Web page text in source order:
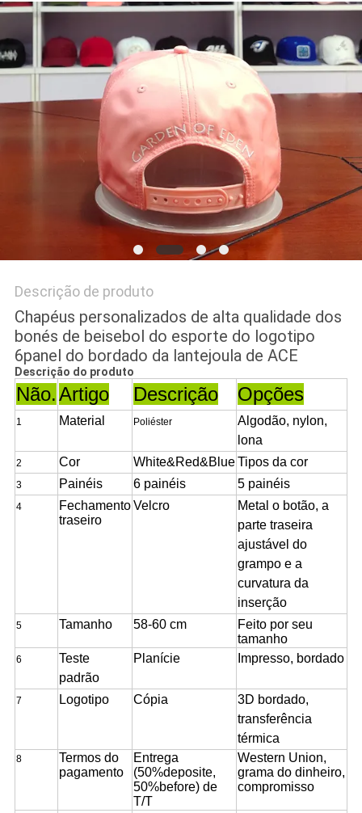
PRIVACY
POLICY
Descrição de produto
Chapéus personalizados de alta qualidade dos
bonés de beisebol do esporte do logotipo
6panel do bordado da lantejoula de ACE
Descrição do produto
Não.Artigo Descrição Opções
1 Material Poliéster
Algodão, nylon,
lona
2 Cor White&Red&BlueTipos da cor
3 Painéis 6 painéis 5 painéis
4
Fechamento
traseiro
Velcro Metal o botão, a
parte traseira
ajustável do
grampo e a
curvatura da
inserção
5 Tamanho 58-60 cm
Feito por seu
tamanho
6
Teste
padrão
Planície Impresso, bordado
7 Logotipo Cópia
3D bordado,
transferência
térmica
8
Termos do
pagamento
Entrega
(50%deposite,
50%before) de
T/T
Western Union,
grama do dinheiro,
compromisso